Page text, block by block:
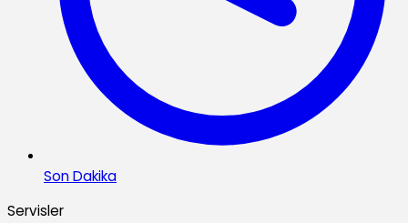
Son Dakika
Servisler